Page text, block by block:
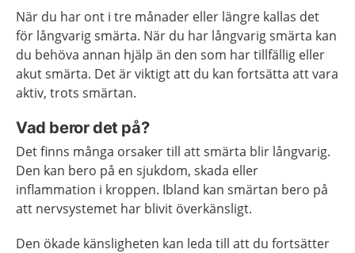
När du har ont i tre månader eller längre kallas det
för långvarig smärta. När du har långvarig smärta kan
du behöva annan hjälp än den som har tillfällig eller
akut smärta. Det är viktigt att du kan fortsätta att vara
aktiv, trots smärtan.
Vad beror det på?
Det finns många orsaker till att smärta blir långvarig.
Den kan bero på en sjukdom, skada eller
inflammation i kroppen. Ibland kan smärtan bero på
att nervsystemet har blivit överkänsligt.
Den ökade känsligheten kan leda till att du fortsätter